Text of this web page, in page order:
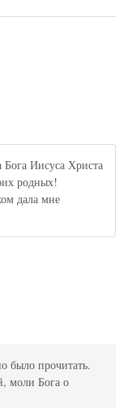
Иисуса Христа
родных!
дала мне
было прочитать.
моли Бога о